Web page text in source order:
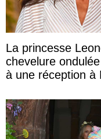
La princesse
chevelure
à une réception à